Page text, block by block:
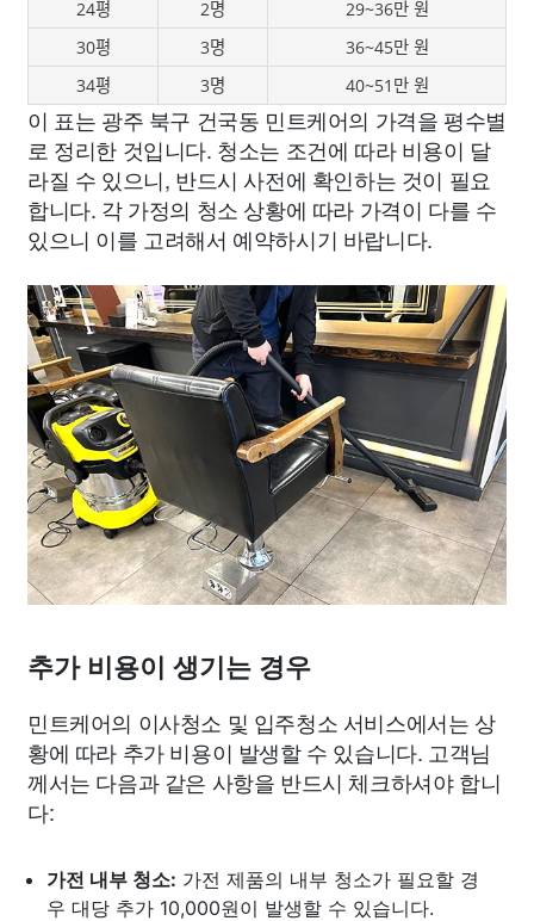
24평 2명
29~36만 원
30평
3명
36~45만 원
34평
3명 40~51만 원
이 표는 광주 북구 건국동 민트케어의 가격을 평수별
로 정리한 것입니다. 청소는 조건에 따라 비용이 달
라질 수 있으니, 반드시 사전에 확인하는 것이 필요
합니다. 각 가정의 청소 상황에 따라 가격이 다를 수
있으니 이를 고려해서 예약하시기 바랍니다.
추가 비용이 생기는 경우
민트케어의 이사청소 및 입주청소 서비스에서는 상
황에 따라 추가 비용이 발생할 수 있습니다. 고객님
께서는 다음과 같은 사항을 반드시 체크하셔야 합니
다:
가전 내부 청소: 가전 제품의 내부 청소가 필요할 경
우 대당 추가 10,000원이 발생할 수 있습니다.